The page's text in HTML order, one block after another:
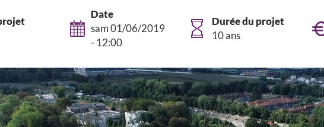
Date
sam 01/06/2019
- 12:00
Durée du projet
10 ans